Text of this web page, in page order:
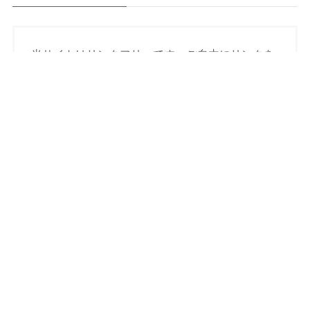
当サイトはリンクフリーです。ご自由にリンクを